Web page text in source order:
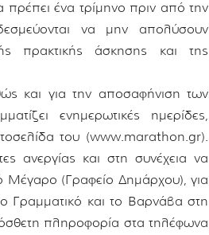
πρέπει ένα τρίμηνο πριν από την
να μην απολύσουν
πρακτικής άσκησης και της
και για την αποσαφήνιση των
ενημερωτικές ημερίδες,
του (www.marathon.gr).
ανεργίας και στη συνέχεια να
Μέγαρο (Γραφείο Δημάρχου), για
Γραμματικό και το Βαρνάβα στη
πληροφορία στα τηλέφωνα